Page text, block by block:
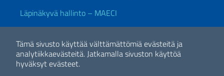
Tämä sivusto käyttää välttämättömiä evästeitä ja
analytiikkaevästeitä.Jatkamalla sivuston käyttöä
hyväksyt evästeet.
Läpinäkyvä hallinto – MAECI
Hyödyllisiä linkkejä
Note legaliPrivacy e cookie policyDichiarazione di accessibilità